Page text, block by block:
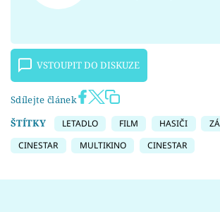
VSTOUPIT DO DISKUZE
Sdílejte článek
ŠTÍTKY
LETADLO FILM HASIČI
CINESTAR
MULTIKINO CINESTAR